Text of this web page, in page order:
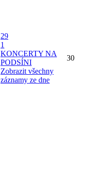
29
1
KONCERTY NA
PODSÍNI
Zobrazit všechny
záznamy ze dne
30